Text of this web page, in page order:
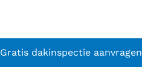
Gratis dakinspectie aanvragen